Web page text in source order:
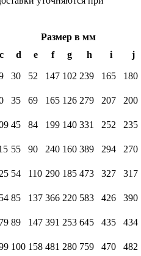
Размер в мм
c d e f g h i j
30 52 147 102 239 165 180
35 69 165 126 279 207 200
45 84 199 140 331 252 235
55 90 240 160 389 294 270
54 110 290 185 473 327 317
85 137 366 220 583 426 390
89 147 391 253 645 435 434
100 158 481 280 759 470 482